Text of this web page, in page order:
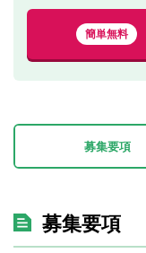
簡単無料
募集要項
募集要項